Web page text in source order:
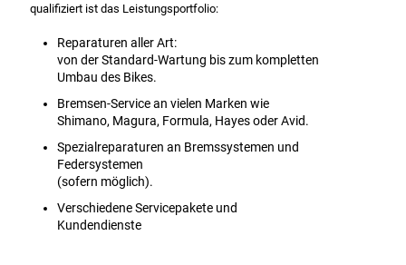
qualifiziert ist das Leistungsportfolio:
Reparaturen aller Art:
von der Standard-Wartung bis zum kompletten
Umbau des Bikes.
Bremsen-Service an vielen Marken wie
Shimano, Magura, Formula, Hayes oder Avid.
Spezialreparaturen an Bremssystemen und
Federsystemen
(sofern möglich).
Verschiedene Servicepakete und
Kundendienste